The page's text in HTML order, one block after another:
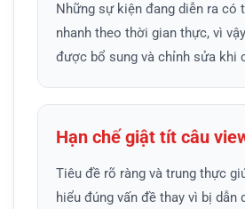
Những sự kiện đang diễn ra có
nhanh theo thời gian thực, vì
được bổ sung và chỉnh sửa khi
Hạn chế giật tít câu
Tiêu đề rõ ràng và trung thực
hiểu đúng vấn đề thay vì bị dẫn